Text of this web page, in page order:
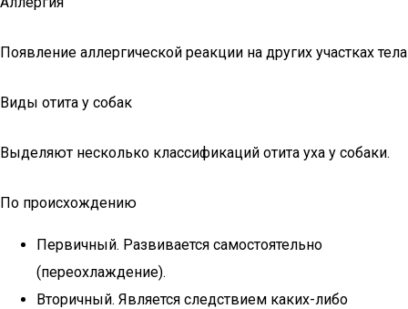
Появление аллергической реакции на других участках тела
Виды отита у собак
Выделяют несколько классификаций отита уха у собаки.
По происхождению
Первичный. Развивается самостоятельно
(переохлаждение).
Вторичный. Является следствием каких-либо